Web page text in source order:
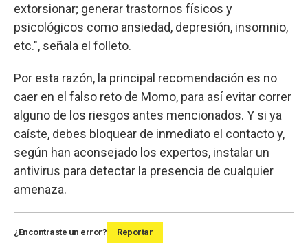
extorsionar; generar trastornos físicos y
psicológicos como ansiedad, depresión, insomnio,
etc.", señala el folleto.
Por esta razón, la principal recomendación es no
caer en el falso reto de Momo, para así evitar correr
alguno de los riesgos antes mencionados. Y si ya
caíste, debes bloquear de inmediato el contacto y,
según han aconsejado los expertos, instalar un
antivirus para detectar la presencia de cualquier
amenaza.
¿Encontraste un error? Reportar